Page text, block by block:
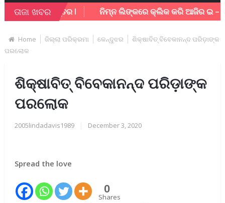
ତାଜା ଖବର
ଗୁରୁତର l ନିମ୍ନ ଲିଙ୍କରେ କ୍ଲିକ କରି ଆଜିର ଇ – ପେପର
Home ଜିଲ୍ଲା ପରିକ୍ରମା କେନ୍ଦୁଝର
ଶିକ୍ଷାବିତ୍ ବିବେକାନନ୍ଦ ପରିଡ଼ାଙ୍କ
ପରଲୋକ
ଶିକ୍ଷାବିତ୍ ବିବେକାନନ୍ଦ ପରିଡ଼ାଙ୍କ
ପରଲୋକ
2005lindadavis1989 December 3, 2020
Spread the love
0
Shares